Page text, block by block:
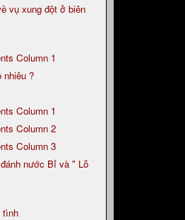
vụ xung đột ở biên
Column 1
nhiêu ?
Column 1
Column 2
Column 3
nước Bỉ và " Lỗ
tình